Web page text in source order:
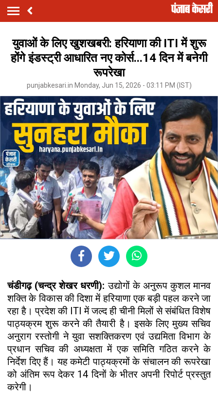
युवाओं के लिए खुशखबरी: हरियाणा की ITI में शुरू
होंगे इंडस्ट्री आधारित नए कोर्स...14 दिन में बनेगी
रूपरेखा
punjabkesari.in Monday, Jun 15, 2026 - 03:11 PM (IST)
चंडीगढ़ (चन्द्र शेखर धरणी):उद्योगों के अनुरूप कुशल मानव
शक्ति के विकास की दिशा में हरियाणा एक बड़ी पहल करने जा
रहा है। प्रदेश की ITI में जल्द ही चीनी मिलों से संबंधित विशेष
पाठ्यक्रम शुरू करने की तैयारी है। इसके लिए मुख्य सचिव
अनुराग रस्तोगी ने युवा सशक्तिकरण एवं उद्यमिता विभाग के
प्रधान सचिव की अध्यक्षता में एक समिति गठित करने के
निर्देश दिए हैं। यह कमेटी पाठ्यक्रमों के संचालन की रूपरेखा
को अंतिम रूप देकर 14 दिनों के भीतर अपनी रिपोर्ट प्रस्तुत
करेगी।